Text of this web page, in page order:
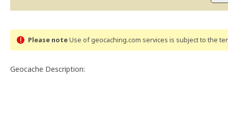
Please noteUse of geocaching.com services is subject to the
Geocache Description: